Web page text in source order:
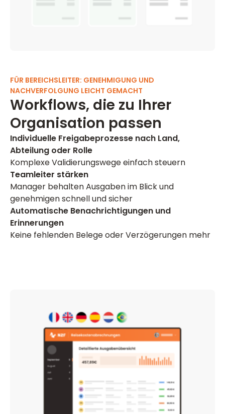
FÜR BEREICHSLEITER: GENEHMIGUNG UND
NACHVERFOLGUNG LEICHT GEMACHT
Workflows, die zu Ihrer
Organisation passen
Individuelle Freigabeprozesse nach Land,
Abteilung oder Rolle
Komplexe Validierungswege einfach steuern
Teamleiter stärken
Manager behalten Ausgaben im Blick und
genehmigen schnell und sicher
Automatische Benachrichtigungen und
Erinnerungen
Keine fehlenden Belege oder Verzögerungen mehr